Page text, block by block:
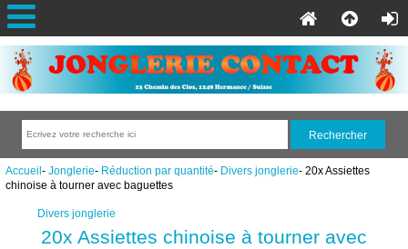
Accueil- Jonglerie- Réduction par quantité- Divers jonglerie- 20x Assiettes
chinoise à tourner avec baguettes
Divers jonglerie
20x Assiettes chinoise à tourner avec